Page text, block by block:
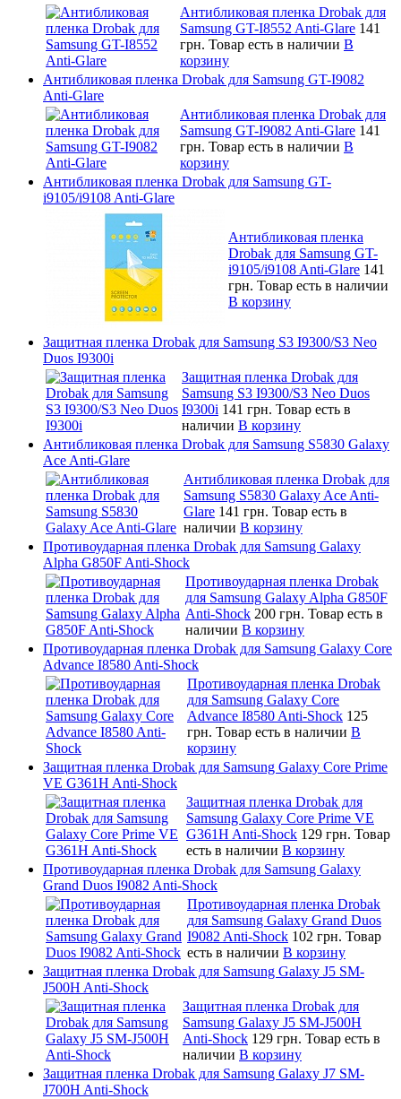
Антибликовая пленка Drobak для
Samsung GT-I8552 Anti-Glare 141
грн. Товар есть в наличии В
корзину
Антибликовая пленка Drobak для Samsung GT-I9082
Anti-Glare
Антибликовая пленка Drobak для
Samsung GT-I9082 Anti-Glare 141
грн. Товар есть в наличии В
корзину
Антибликовая пленка Drobak для Samsung GT-
i9105/i9108 Anti-Glare
Антибликовая пленка
Drobak для Samsung GT-
i9105/i9108 Anti-Glare 141
грн. Товар есть в наличии
В корзину
Защитная пленка Drobak для Samsung S3 I9300/S3 Neo
Duos I9300i
Защитная пленка Drobak для
Samsung S3 I9300/S3 Neo Duos
I9300i 141 грн. Товар есть в
наличии В корзину
Антибликовая пленка Drobak для Samsung S5830 Galaxy
Ace Anti-Glare
Антибликовая пленка Drobak для
Samsung S5830 Galaxy Ace Anti-
Glare 141 грн. Товар есть в
наличии В корзину
Противоударная пленка Drobak для Samsung Galaxy
Alpha G850F Anti-Shock
Противоударная пленка Drobak
для Samsung Galaxy Alpha G850F
Anti-Shock 200 грн. Товар есть в
наличии В корзину
Противоударная пленка Drobak для Samsung Galaxy Core
Advance I8580 Anti-Shock
Противоударная пленка Drobak
для Samsung Galaxy Core
Advance I8580 Anti-Shock 125
грн. Товар есть в наличии В
корзину
Защитная пленка Drobak для Samsung Galaxy Core Prime
VE G361H Anti-Shock
Защитная пленка Drobak для
Samsung Galaxy Core Prime VE
G361H Anti-Shock 129 грн. Товар
есть в наличии В корзину
Противоударная пленка Drobak для Samsung Galaxy
Grand Duos I9082 Anti-Shock
Противоударная пленка Drobak
для Samsung Galaxy Grand Duos
I9082 Anti-Shock 102 грн. Товар
есть в наличии В корзину
Защитная пленка Drobak для Samsung Galaxy J5 SM-
J500H Anti-Shock
Защитная пленка Drobak для
Samsung Galaxy J5 SM-J500H
Anti-Shock 129 грн. Товар есть в
наличии В корзину
Защитная пленка Drobak для Samsung Galaxy J7 SM-
J700H Anti-Shock